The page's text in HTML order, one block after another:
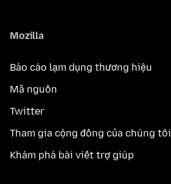
Mozilla
Báo cáo lạm dụng thương hiệu
Mã nguồn
Twitter
Tham gia cộng đồng của chúng tôi
Khám phá bài viết trợ giúp